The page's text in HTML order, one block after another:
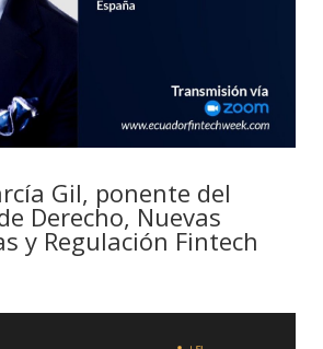
Gil, ponente del
Derecho, Nuevas
y Regulación Fintech